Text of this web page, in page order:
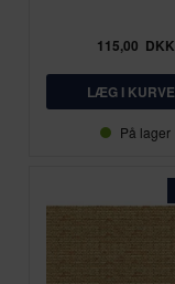
115,00 DKK
På lager